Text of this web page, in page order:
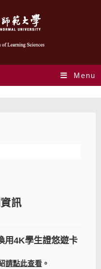
Menu
訊
用4K學生證悠遊卡
請點此查看 。